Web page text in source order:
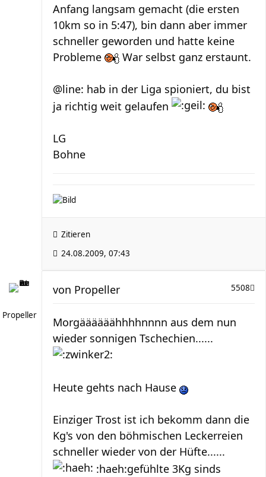
Anfang langsam gemacht (die ersten
10km so in 5:47), bin dann aber immer
schneller geworden und hatte keine
Probleme
War selbst ganz erstaunt.
@line: hab in der Liga spioniert, du bist
ja richtig weit gelaufen
LG
Bohne
Zitieren
24.08.2009, 07:43
Propeller
5508
von Propeller
Morgäääääähhhhnnnn aus dem nun
wieder sonnigen Tschechien......
Heute gehts nach Hause
Einziger Trost ist ich bekomm dann die
Kg's von den böhmischen Leckerreien
schneller wieder von der Hüfte......
:haeh:gefühlte 3Kg sinds